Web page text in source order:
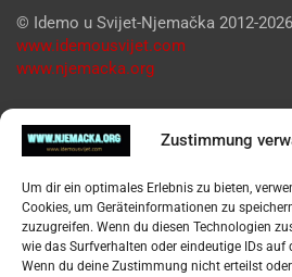
Zustimmung
Um dir ein optimales Erlebnis zu bieten,
Cookies, um Geräteinformationen zu
zuzugreifen. Wenn du diesen Technologien
wie das Surfverhalten oder eindeutige IDs auf
Wenn du deine Zustimmung nicht erteilst
© Idemo u Svijet-Njemačka 2012-2026
www.idemousvijet.com
www.njemacka.org
Pregled
Datenschutzerklärung
Widerufsbelehrung
Oglašavanje / Postavite svoj oglas